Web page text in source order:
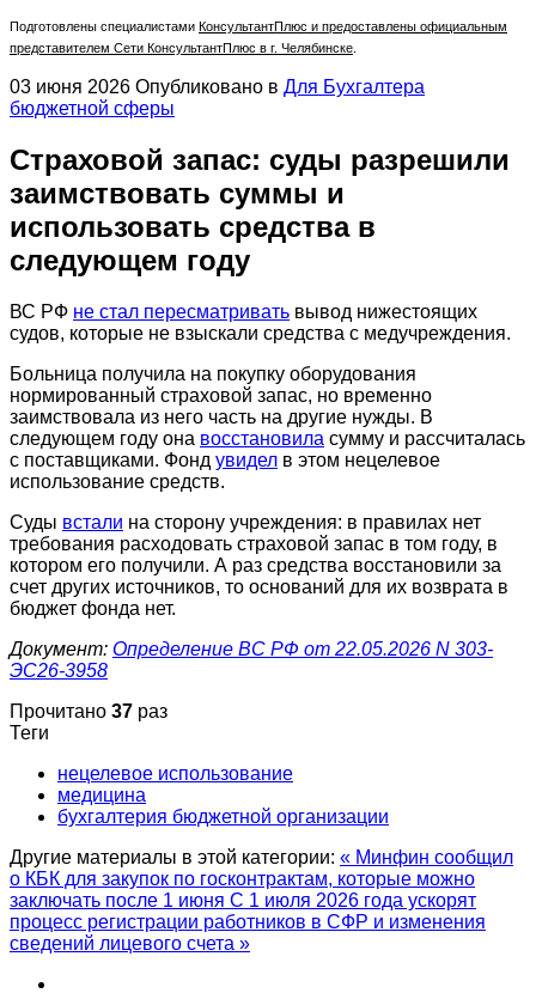
Подготовлены специалистами КонсультантПлюс и предоставлены официальным
представителем Сети КонсультантПлюс в г. Челябинске
03 июня 2026 Опубликовано в Для Бухгалтера
бюджетной сферы
Страховой запас: суды разрешили
заимствовать суммы и
использовать средства в
следующем году
ВС РФ не стал пересматривать вывод нижестоящих
судов, которые не взыскали средства с медучреждения.
Больница получила на покупку оборудования
нормированный страховой запас, но временно
заимствовала из него часть на другие нужды. В
следующем году она восстановила сумму и рассчиталась
с поставщиками. Фонд увидел в этом нецелевое
использование средств.
Суды встали на сторону учреждения: в правилах нет
требования расходовать страховой запас в том году, в
котором его получили. А раз средства восстановили за
счет других источников, то оснований для их возврата в
бюджет фонда нет.
Документ: Определение ВС РФ от 22.05.2026 N 303-
ЭС26-3958
Прочитано 37 раз
Теги
нецелевое использование
медицина
бухгалтерия бюджетной организации
Другие материалы в этой категории: « Минфин сообщил
о КБК для закупок по госконтрактам, которые можно
заключать после 1 июня С 1 июля 2026 года ускорят
процесс регистрации работников в СФР и изменения
сведений лицевого счета »